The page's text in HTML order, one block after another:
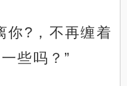
你?，不再缠着
些吗？”